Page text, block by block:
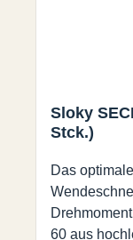
Sloky
Stck.)
Das
60 aus